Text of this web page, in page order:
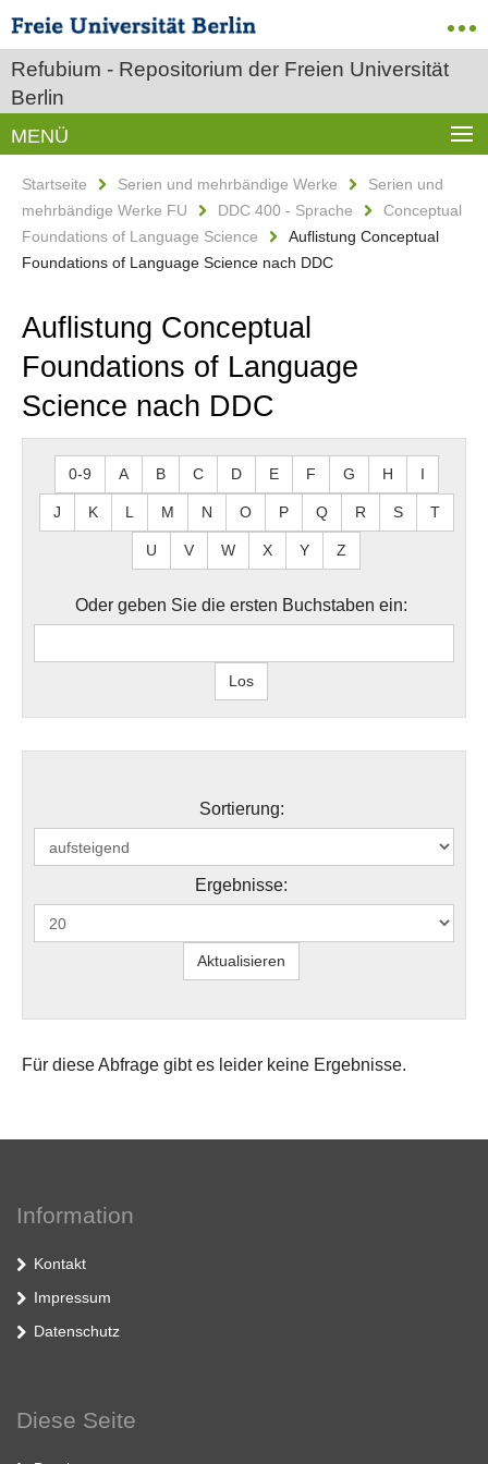
Refubium - Repositorium der Freien Universität
Berlin
MENÜ
Startseite Serien und mehrbändige Werke
Serien und
mehrbändige Werke FU
DDC 400 - Sprache
Conceptual
Foundations of Language Science
Auflistung Conceptual
Foundations of Language Science nach DDC
Auflistung Conceptual
Foundations of Language
Science nach DDC
0-9 A B C D E F G H I
J K L M N O P Q R S T
U V W X Y Z
Oder geben Sie die ersten Buchstaben ein:
Sortierung:
Ergebnisse:
Für diese Abfrage gibt es leider keine Ergebnisse.
Information
Kontakt
Impressum
Datenschutz
Diese Seite